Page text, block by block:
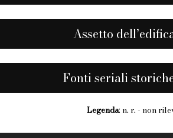
Assetto
Fonti seriali
Legenda: n. r. - non